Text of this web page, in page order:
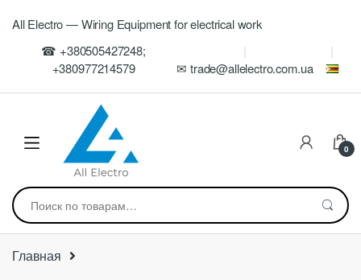
navigation
All Electro — Wiring Equipment for electrical work
☎ +380505427248;
+380977214579
✉ trade@allelectro.com.ua
0
Искать:
Главная